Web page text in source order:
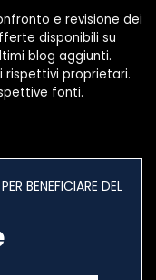
e revisione dei
disponibili su
blog aggiunti.
rispettivi proprietari.
fonti.
BENEFICIARE DEL